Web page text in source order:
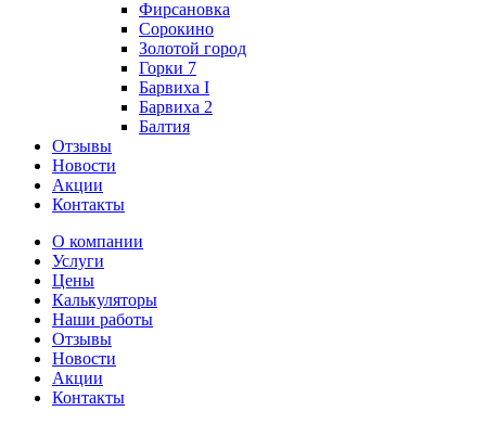
Фирсановка
Сорокино
Золотой город
Горки 7
Барвиха I
Барвиха 2
Балтия
Отзывы
Новости
Акции
Контакты
О компании
Услуги
Цены
Калькуляторы
Наши работы
Отзывы
Новости
Акции
Контакты